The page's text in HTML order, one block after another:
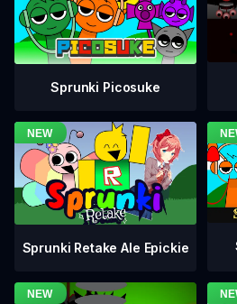
Sprunki Picosuke
Sprunki Retake Ale Epickie